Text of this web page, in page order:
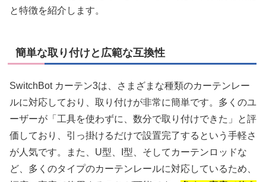
と特徴を紹介します。
簡単な取り付けと広範な互換性
SwitchBot カーテン3は、さまざまな種類のカーテンレー
ルに対応しており、取り付けが非常に簡単です。多くのユ
ーザーが「工具を使わずに、数分で取り付けできた」と評
価しており、引っ掛けるだけで設置完了するという手軽さ
が人気です。また、U型、I型、そしてカーテンロッドな
ど、多くのタイプのカーテンレールに対応しているため、